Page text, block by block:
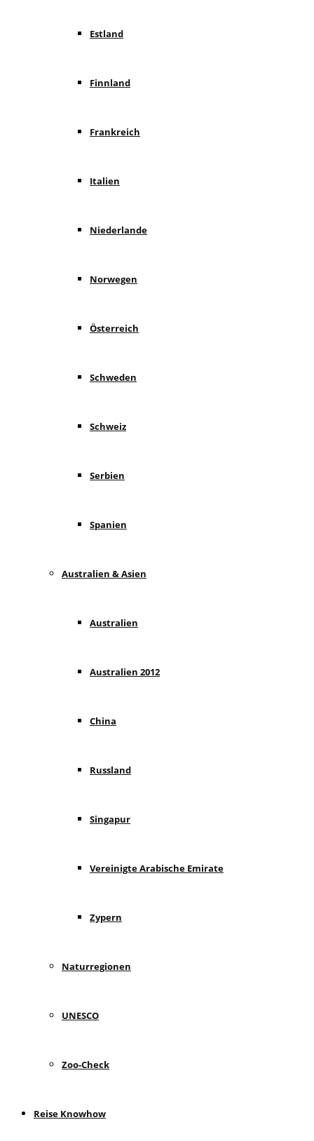
Estland
Finnland
Frankreich
Italien
Niederlande
Norwegen
Österreich
Schweden
Schweiz
Serbien
Spanien
Australien & Asien
Australien
Australien 2012
China
Russland
Singapur
Vereinigte Arabische Emirate
Zypern
Naturregionen
UNESCO
Zoo-Check
Reise Knowhow